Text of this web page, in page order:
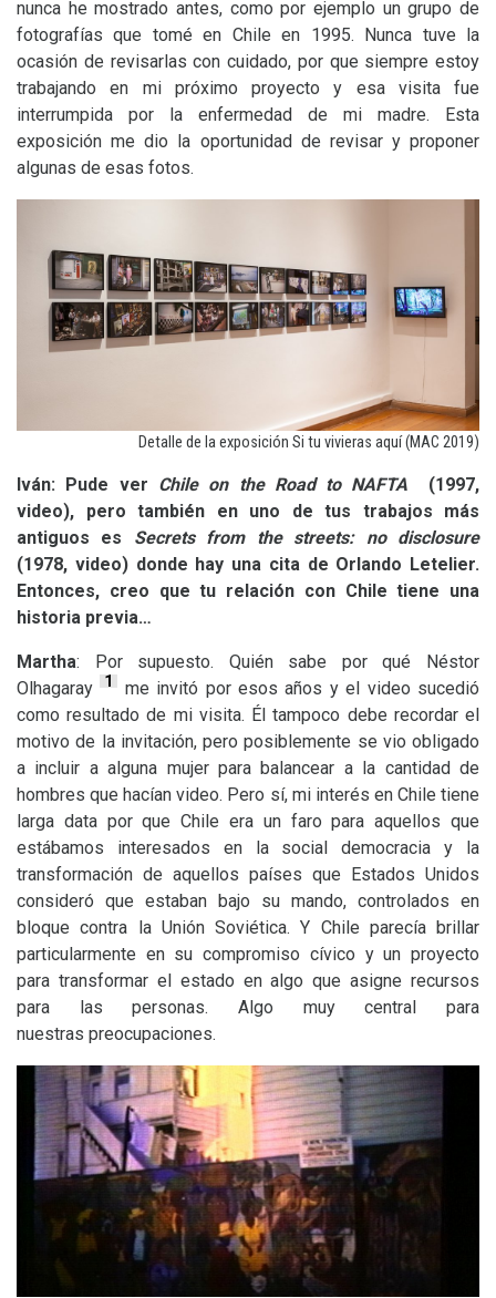
nunca he mostrado antes, como por ejemplo un grupo de
fotografías que tomé en Chile en 1995. Nunca tuve la
ocasión de revisarlas con cuidado, por que siempre estoy
trabajando en mi próximo proyecto y esa visita fue
interrumpida por la enfermedad de mi madre. Esta
exposición me dio la oportunidad de revisar y proponer
algunas de esas fotos.
Detalle de la exposición Si tu vivieras aquí (MAC 2019)
Iván: Pude ver Chile on the Road to NAFTA (1997,
video), pero también en uno de tus trabajos más
antiguos es Secrets from the streets: no disclosure
(1978, video) donde hay una cita de Orlando Letelier.
Entonces, creo que tu relación con Chile tiene una
historia previa…
Martha: Por supuesto. Quién sabe por qué Néstor
Olhagaray 1
me invitó por esos años y el video sucedió
como resultado de mi visita. Él tampoco debe recordar el
motivo de la invitación, pero posiblemente se vio obligado
a incluir a alguna mujer para balancear a la cantidad de
hombres que hacían video. Pero sí, mi interés en Chile tiene
larga data por que Chile era un faro para aquellos que
estábamos interesados en la social democracia y la
transformación de aquellos países que Estados Unidos
consideró que estaban bajo su mando, controlados en
bloque contra la Unión Soviética. Y Chile parecía brillar
particularmente en su compromiso cívico y un proyecto
para transformar el estado en algo que asigne recursos
para las personas. Algo muy central para
nuestras preocupaciones.